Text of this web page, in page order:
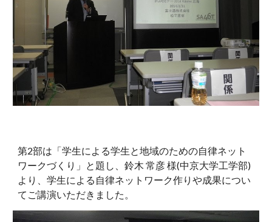
第2部は「学生による学生と地域のための自律ネット
ワークづくり」と題し、鈴木 常彦 様(中京大学工学部)
より、学生による自律ネットワーク作りや成果につい
てご講演いただきました。